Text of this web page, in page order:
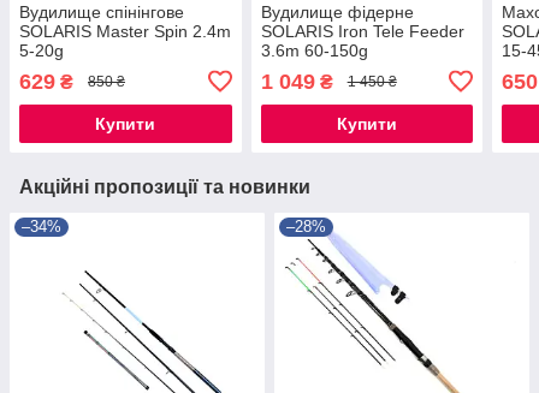
Вудилище спінінгове
SOLARIS Master Spin 2.4m
5-20g
629 ₴ 850 ₴
Купити
Вудилище фідерне
SOLARIS Iron Tele Feeder
3.6m 60-150g
1 049₴ 1 450 ₴
Купити
15-
650
Акційні пропозиції та новинки
–34% –28%